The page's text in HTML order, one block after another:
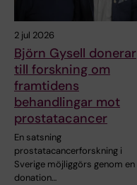
2 jul 2026
Björn Gysell donerar
till forskning om
framtidens
behandlingar mot
prostatacancer
En satsning
prostatacancerforskning i
Sverige möjliggörs genom en
donation…